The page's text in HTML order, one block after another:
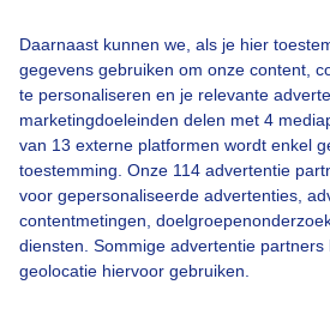
Daarnaast kunnen we, als je hier
gegevens gebruiken om onze content,
te personaliseren en je relevante
marketingdoeleinden delen met 4
van 13 externe platformen wordt enkel
toestemming. Onze 114 advertentie
voor gepersonaliseerde advertenties,
contentmetingen,
diensten. Sommige advertentie
geolocatie hiervoor gebruiken.
Een moment geduld